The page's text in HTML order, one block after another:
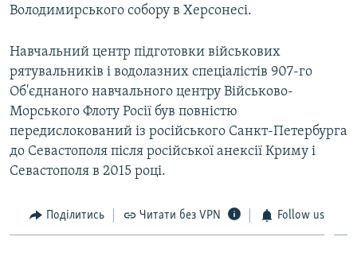
Володимирського собору в Херсонесі.
Навчальний центр підготовки військових
рятувальників і водолазних спеціалістів 907-го
Об'єднаного навчального центру Військово-
Морського Флоту Росії був повністю
передислокований із російського Санкт-Петербурга
до Севастополя після російської анексії Криму і
Севастополя в 2015 році.
Поділитись Читати без VPN Follow us